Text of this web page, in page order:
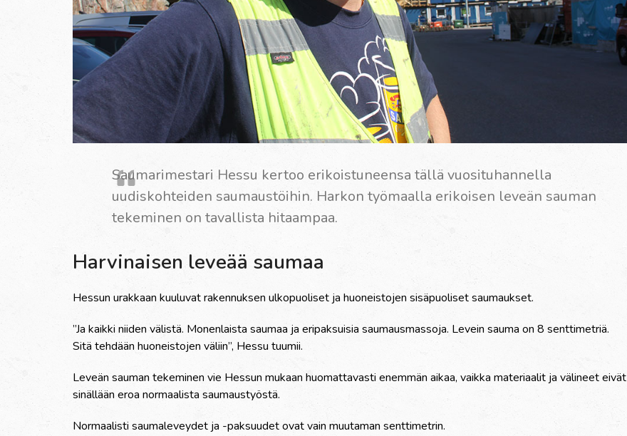
Saumarimestari Hessu kertoo erikoistuneensa tällä vuosituhannella
uudiskohteiden saumaustöihin. Harkon työmaalla erikoisen leveän sauman
tekeminen on tavallista hitaampaa.
Harvinaisen leveää saumaa
Hessun urakkaan kuuluvat rakennuksen ulkopuoliset ja huoneistojen sisäpuoliset saumaukset.
”Ja kaikki niiden välistä. Monenlaista saumaa ja eripaksuisia saumausmassoja. Levein sauma on 8 senttimetriä.
Sitä tehdään huoneistojen väliin”, Hessu tuumii.
Leveän sauman tekeminen vie Hessun mukaan huomattavasti enemmän aikaa, vaikka materiaalit ja välineet eivät
sinällään eroa normaalista saumaustyöstä.
Normaalisti saumaleveydet ja -paksuudet ovat vain muutaman senttimetrin.